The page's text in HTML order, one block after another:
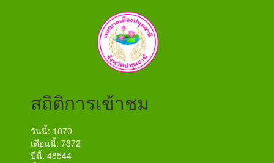
สถิติการเข้าชม
วันนี้: 1870
เดือนนี้: 7872
ปีนี้: 48544